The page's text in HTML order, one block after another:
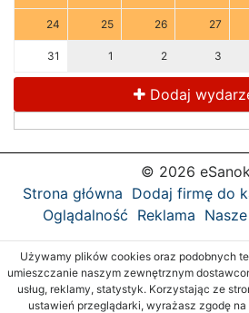
24 25 26 27
31 1 2 3
Dodaj
© 2026
Strona główna Dodaj firmę do
Oglądalność Reklama
Używamy plików cookies oraz podobnych
umieszczanie naszym zewnętrznym
usług, reklamy, statystyk. Korzystając ze
ustawień przeglądarki, wyrażasz zgodę